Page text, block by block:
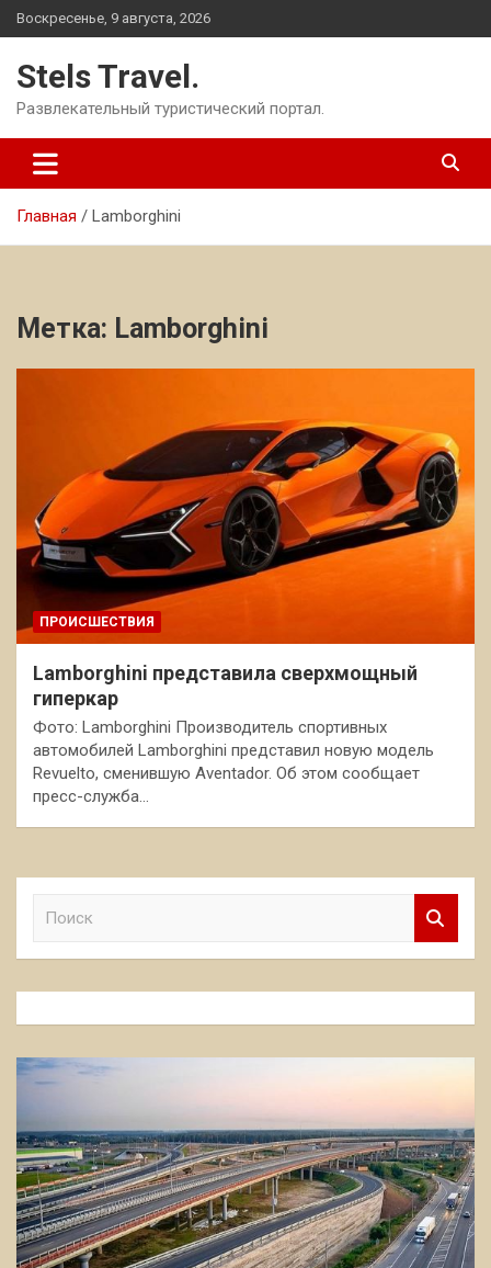
Перейти
к
Воскресенье, 9 августа, 2026
Stels Travel.
Развлекательный туристический портал.
Главная Lamborghini
Метка: Lamborghini
ПРОИСШЕСТВИЯ
Lamborghini представила сверхмощный
гиперкар
Фото: Lamborghini Производитель спортивных
автомобилей Lamborghini представил новую модель
Revuelto, сменившую Aventador. Об этом сообщает
пресс-служба…
к